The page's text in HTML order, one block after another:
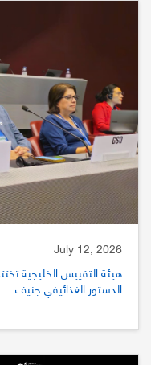
July 12, 2026
الدستور الغذائيفي جنيف